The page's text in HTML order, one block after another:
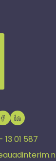
13 01 587